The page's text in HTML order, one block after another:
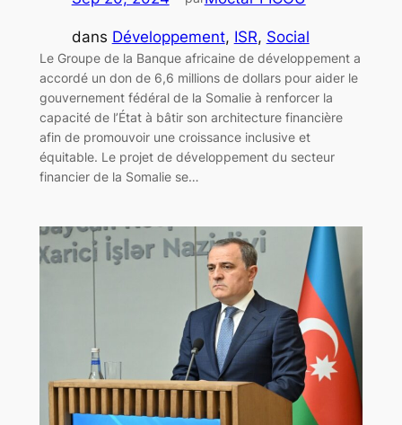
dans Développement, ISR, Social
Le Groupe de la Banque africaine de développement a
accordé un don de 6,6 millions de dollars pour aider le
gouvernement fédéral de la Somalie à renforcer la
capacité de l’État à bâtir son architecture financière
afin de promouvoir une croissance inclusive et
équitable. Le projet de développement du secteur
financier de la Somalie se…